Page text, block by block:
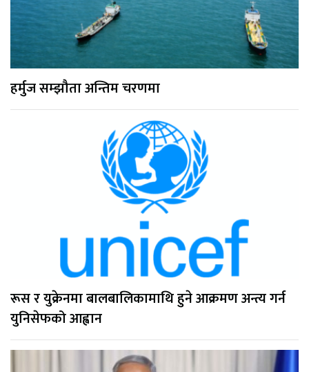
हर्मुज सम्झौता अन्तिम चरणमा
रूस र युक्रेनमा बालबालिकामाथि हुने आक्रमण अन्त्य गर्न
युनिसेफको आह्वान